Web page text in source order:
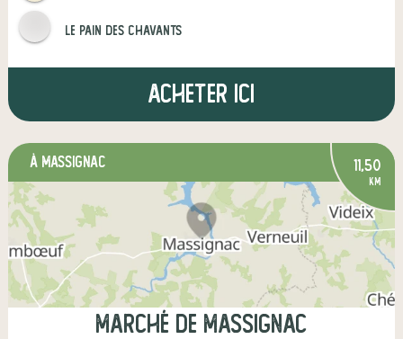
Le pain des Chavants
Acheter ici
à Massignac 11,50
km
Marché de Massignac